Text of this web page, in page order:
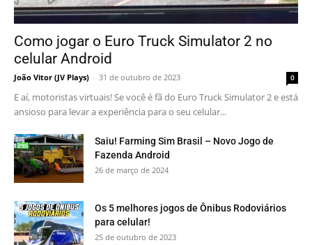
Como jogar o Euro Truck Simulator 2 no
celular Android
João Vitor (JV Plays) - 31 de outubro de 2023 0
E aí, motoristas virtuais! Se você é fã do Euro Truck Simulator 2 e está
ansioso para levar a experiência para o seu celular...
Saiu! Farming Sim Brasil – Novo Jogo de
Fazenda Android
26 de março de 2024
Os 5 melhores jogos de Ônibus Rodoviários
para celular!
25 de outubro de 2023